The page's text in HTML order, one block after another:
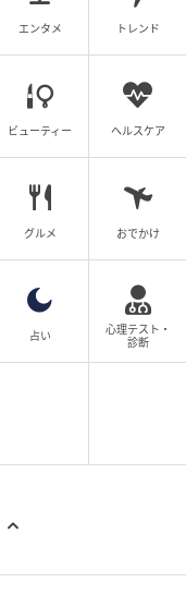
がなくなること
て、同僚も状況を
とが多いのではな
ごめんね」と素直
、あなたの良い
怒りながらも、
ートしてくれるの
ンメントとして
か？心理テスト
っと違うなという
エンタメ トレンド
ビューティー ヘルスケア
グルメ おでかけ
占い
心理テスト・
診断